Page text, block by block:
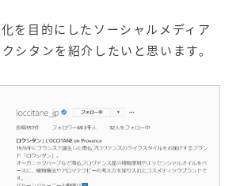
を目的にしたソーシャルメディア
シタンを紹介したいと思います。